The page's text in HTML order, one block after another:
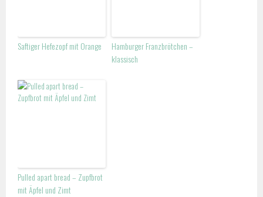
Saftiger Hefezopf mit Orange
Hamburger Franzbrötchen –
klassisch
Pulled apart bread – Zupfbrot
mit Äpfel und Zimt